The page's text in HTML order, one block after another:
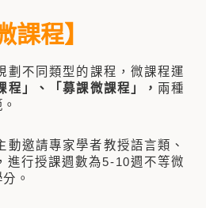
課程】
劃不同類型的課程，微課程運
程」、「募課微課程」， 兩種
動邀請專家學者教授語言類、
進行授課週數為5-10週不等微
。